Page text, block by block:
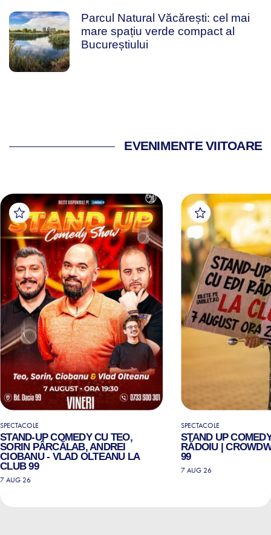
Parcul Natural Văcărești: cel mai
mare spațiu verde compact al
Bucureștiului
EVENIMENTE VIITOARE
SPECTACOLE
STAND-UP COMEDY CU TEO,
SORIN PÂRCĂLAB, ANDREI
CIOBANU - VLAD OLTEANU LA
CLUB 99
7 AUG 26
SPECTACOLE
STAND UP
RĂDOIU |
99
7 AUG 26